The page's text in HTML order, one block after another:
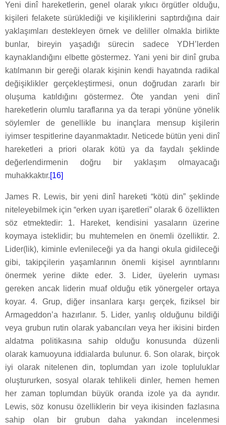
Yeni dinî hareketlerin, genel olarak yıkıcı örgütler olduğu,
kişileri felakete sürüklediği ve kişiliklerini saptırdığına dair
yaklaşımları destekleyen örnek ve deliller olmakla birlikte
bunlar, bireyin yaşadığı sürecin sadece YDH’lerden
kaynaklandığını elbette göstermez. Yani yeni bir dinî gruba
katılmanın bir gereği olarak kişinin kendi hayatında radikal
değişiklikler gerçekleştirmesi, onun doğrudan zararlı bir
oluşuma katıldığını göstermez. Öte yandan yeni dinî
hareketlerin olumlu taraflarına ya da terapi yönüne yönelik
söylemler de genellikle bu inançlara mensup kişilerin
iyimser tespitlerine dayanmaktadır. Neticede bütün yeni dinî
hareketleri a priori olarak kötü ya da faydalı şeklinde
değerlendirmenin doğru bir yaklaşım olmayacağı
muhakkaktır.[16]
James R. Lewis, bir yeni dinî hareketi “kötü din” şeklinde
niteleyebilmek için “erken uyarı işaretleri” olarak 6 özellikten
söz etmektedir: 1. Hareket, kendisini yasaların üzerine
koymaya isteklidir; bu muhtemelen en önemli özelliktir. 2.
Lider(lik), kiminle evlenileceği ya da hangi okula gidileceği
gibi, takipçilerin yaşamlarının önemli kişisel ayrıntılarını
önermek yerine dikte eder. 3. Lider, üyelerin uyması
gereken ancak liderin muaf olduğu etik yönergeler ortaya
koyar. 4. Grup, diğer insanlara karşı gerçek, fiziksel bir
Armageddon’a hazırlanır. 5. Lider, yanlış olduğunu bildiği
veya grubun rutin olarak yabancıları veya her ikisini birden
aldatma politikasına sahip olduğu konusunda düzenli
olarak kamuoyuna iddialarda bulunur. 6. Son olarak, birçok
iyi olarak nitelenen din, toplumdan yarı izole topluluklar
oluştururken, sosyal olarak tehlikeli dinler, hemen hemen
her zaman toplumdan büyük oranda izole ya da ayrıdır.
Lewis, söz konusu özelliklerin bir veya ikisinden fazlasına
sahip olan bir grubun daha yakından incelenmesi